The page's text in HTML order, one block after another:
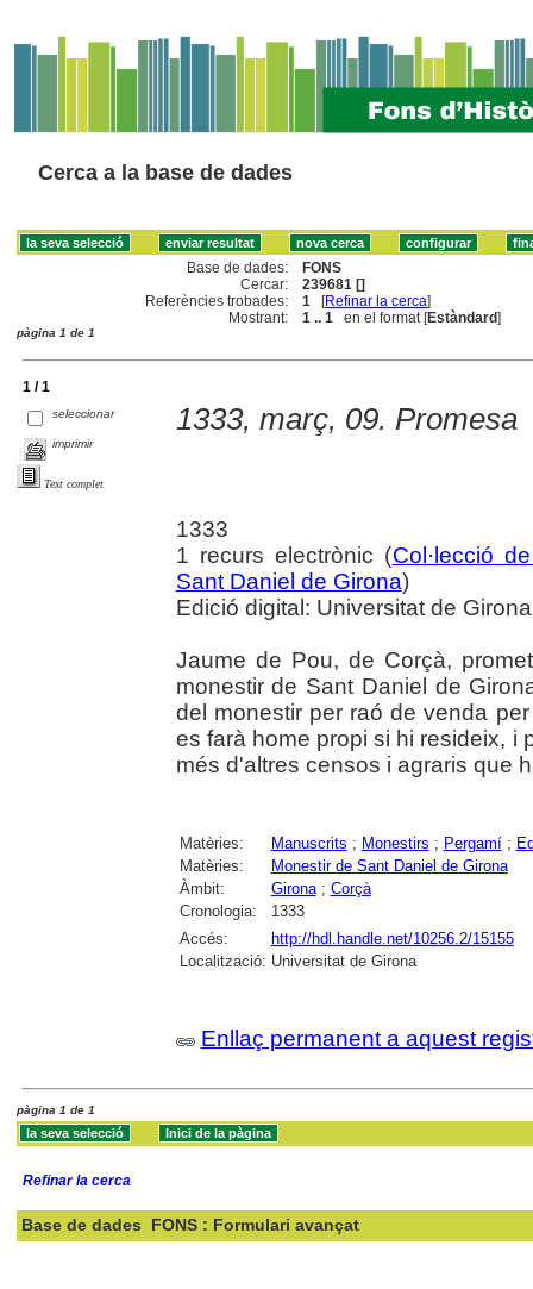
Cerca a la base de dades
Base de dades:
FONS
Cercar:
239681 []
Referències trobades:
1 [Refinar la cerca]
Mostrant:
1 .. 1 en el format [Estàndard]
pàgina 1 de 1
1 / 1
seleccionar
imprimir
Text complet
1333, març, 09. Promesa
1333
1 recurs electrònic (Col·lecció
Sant Daniel de Girona)
Edició digital: Universitat de
Jaume de Pou, de Corçà,
monestir de Sant Daniel de
del monestir per raó de venda
es farà home propi si hi resideix, i
més d'altres censos i agraris que
Matèries: Manuscrits ; Monestirs ; Pergamí;
Matèries:
Monestir de Sant Daniel de Girona
Àmbit:
Girona; Corçà
Cronologia:
1333
Accés:
http://hdl.handle.net/10256.2/15155
Localització: Universitat de Girona
Enllaç permanent a aquest
pàgina 1 de 1
Refinar la cerca
Base de dades FONS : Formulari avançat